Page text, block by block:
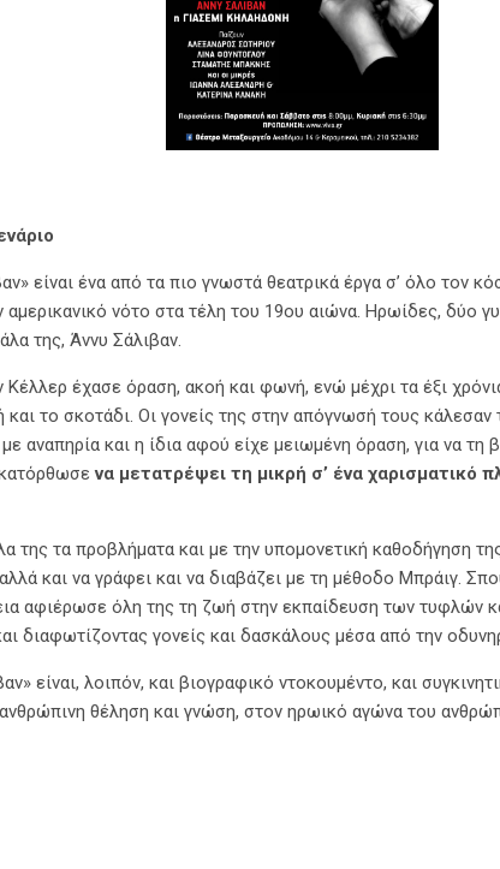
είναι ένα από τα πιο γνωστά θεατρικά έργα σ’ όλο τον
νότο στα τέλη του 19ου αιώνα. Ηρωίδες, δύο
της, Άννυ Σάλιβαν.
Κέλλερ έχασε όραση, ακοή και φωνή, ενώ μέχρι τα έξι
το σκοτάδι. Οι γονείς της στην απόγνωσή τους κάλεσαν
αναπηρία και η ίδια αφού είχε μειωμένη όραση, για να τη
να μετατρέψει τη μικρή σ’ ένα χαρισματικό
της τα προβλήματα και με την υπομονετική καθοδήγηση
και να γράφει και να διαβάζει με τη μέθοδο Μπράιγ.
αφιέρωσε όλη της τη ζωή στην εκπαίδευση των τυφλών
διαφωτίζοντας γονείς και δασκάλους μέσα από την
είναι, λοιπόν, και βιογραφικό ντοκουμέντο, και
θέληση και γνώση, στον ηρωικό αγώνα του